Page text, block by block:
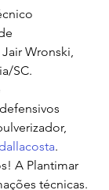
Wronski,
SC.
.
A Plantimar
técnicas.